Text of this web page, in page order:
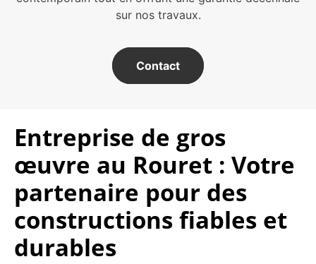
sur nos travaux.
Contact
Entreprise de gros
œuvre au Rouret : Votre
partenaire pour des
constructions fiables et
durables